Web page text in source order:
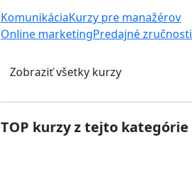
KomunikáciaKurzy pre manažérov
Online marketingPredajné zručnosti
Zobraziť všetky kurzy
TOP kurzy z tejto kategórie